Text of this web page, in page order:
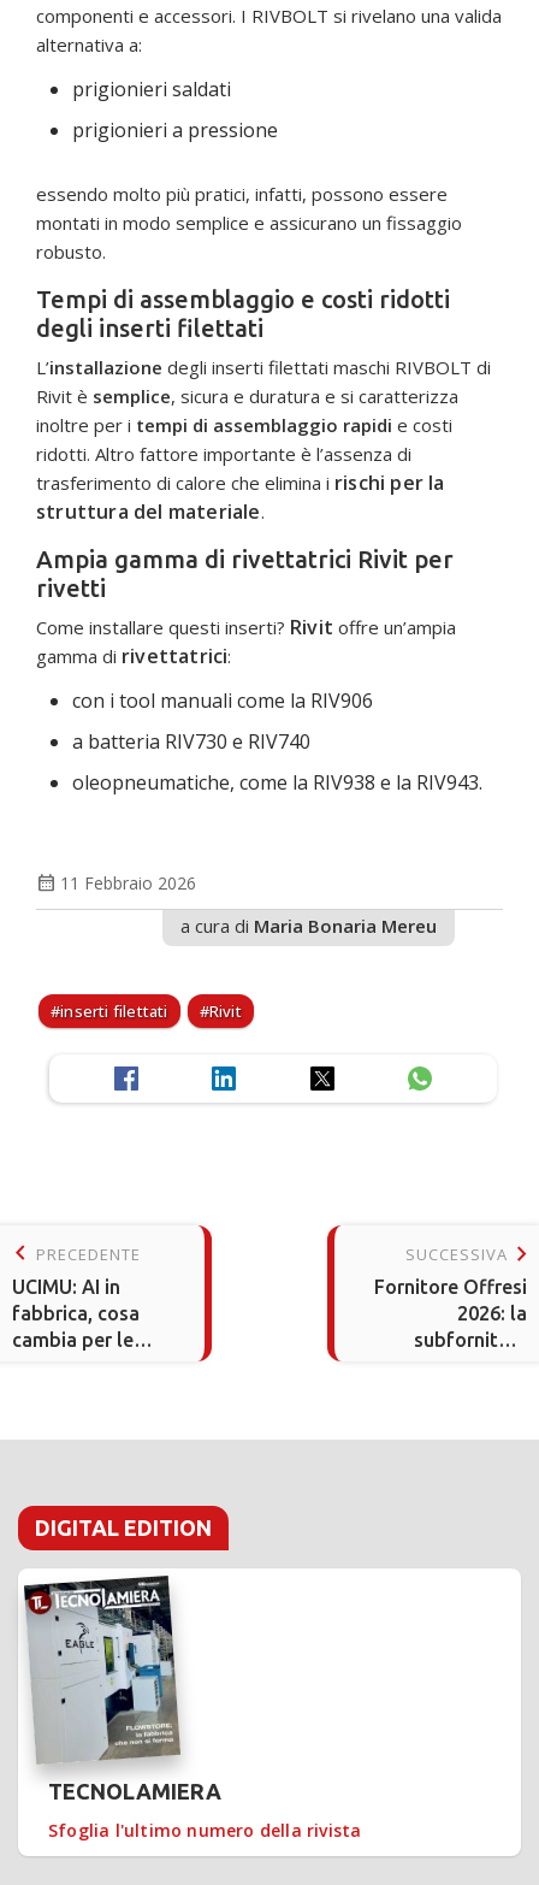
componenti e accessori. I RIVBOLT si rivelano una valida
alternativa a:
prigionieri saldati
prigionieri a pressione
essendo molto più pratici, infatti, possono essere
montati in modo semplice e assicurano un fissaggio
robusto.
Tempi di assemblaggio e costi ridotti
degli inserti filettati
L’installazione degli inserti filettati maschi RIVBOLT di
Rivit è semplice, sicura e duratura e si caratterizza
inoltre per i tempi di assemblaggio rapidi e costi
ridotti. Altro fattore importante è l’assenza di
trasferimento di calore che elimina i rischi per la
struttura del materiale.
Ampia gamma di rivettatrici Rivit per
rivetti
Come installare questi inserti? Rivit offre un’ampia
gamma di rivettatrici:
con i tool manuali come la RIV906
a batteria RIV730 e RIV740
oleopneumatiche, come la RIV938 e la RIV943.
calendar_month 11 Febbraio 2026
a cura di Maria Bonaria Mereu
inserti filettati Rivit
keyboard_arrow_left PRECEDENTE
UCIMU: AI in
fabbrica, cosa
cambia per le
SUCCESSIVA keyboard_arrow_right
Fornitore Offresi
2026: la
subfornitura
DIGITAL EDITION
TECNOLAMIERA
Sfoglia l'ultimo numero della rivista